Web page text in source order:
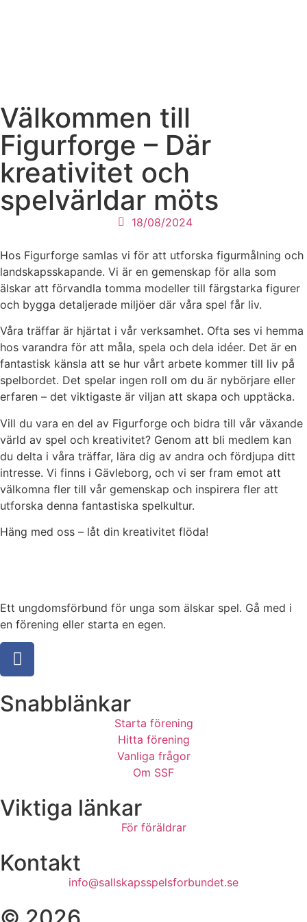
Välkommen till
Figurforge – Där
kreativitet och
spelvärldar möts
18/08/2024
Hos Figurforge samlas vi för att utforska figurmålning och
landskapsskapande. Vi är en gemenskap för alla som
älskar att förvandla tomma modeller till färgstarka figurer
och bygga detaljerade miljöer där våra spel får liv.
Våra träffar är hjärtat i vår verksamhet. Ofta ses vi hemma
hos varandra för att måla, spela och dela idéer. Det är en
fantastisk känsla att se hur vårt arbete kommer till liv på
spelbordet. Det spelar ingen roll om du är nybörjare eller
erfaren – det viktigaste är viljan att skapa och upptäcka.
Vill du vara en del av Figurforge och bidra till vår växande
värld av spel och kreativitet? Genom att bli medlem kan
du delta i våra träffar, lära dig av andra och fördjupa ditt
intresse. Vi finns i Gävleborg, och vi ser fram emot att
välkomna fler till vår gemenskap och inspirera fler att
utforska denna fantastiska spelkultur.
Häng med oss – låt din kreativitet flöda!
Ett ungdomsförbund för unga som älskar spel. Gå med i
en förening eller starta en egen.
Snabblänkar
Starta förening
Hitta förening
Vanliga frågor
Om SSF
Viktiga länkar
För föräldrar
Kontakt
info@sallskapsspelsforbundet.se